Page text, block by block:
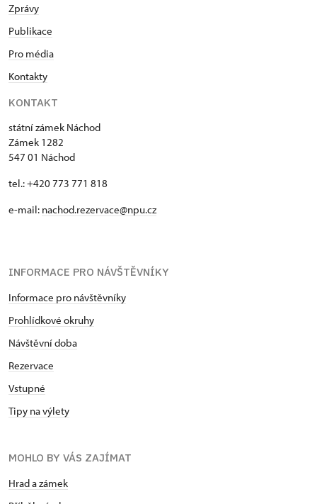
Zprávy
Publikace
Pro média
Kontakty
KONTAKT
státní zámek Náchod
Zámek 1282
547 01 Náchod
tel.: +420 773 771 818
e-mail: nachod.rezervace@npu.cz
INFORMACE PRO NÁVŠTĚVNÍKY
Informace pro návštěvníky
Prohlídkové okruhy
Návštěvní doba
Rezervace
Vstupné
Tipy na výlety
MOHLO BY VÁS ZAJÍMAT
Hrad a zámek